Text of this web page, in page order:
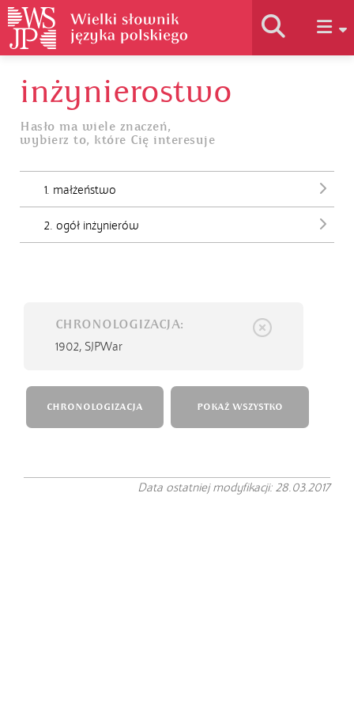
Historia słownika
Jak korzystać
inżynierostwo
Hasło ma wiele znaczeń,
wybierz to, które Cię interesuje
1. małżeństwo
2. ogół inżynierów
CHRONOLOGIZACJA:
1902, SJPWar
CHRONOLOGIZACJA POKAŻ WSZYSTKO
Data ostatniej modyfikacji: 28.03.2017